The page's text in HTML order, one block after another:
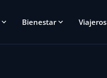
Bienestar Viajeros